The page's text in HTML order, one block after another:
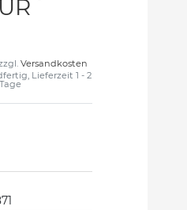
Versandkosten
Lieferzeit 1 - 2
Tage